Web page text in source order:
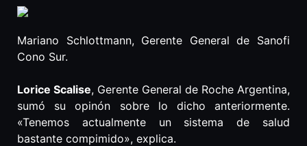
Mariano Schlottmann, Gerente General de Sanofi
Cono Sur.
Lorice Scalise, Gerente General de Roche Argentina,
sumó su opinón sobre lo dicho anteriormente.
«Tenemos actualmente un sistema de salud
bastante compimido», explica.